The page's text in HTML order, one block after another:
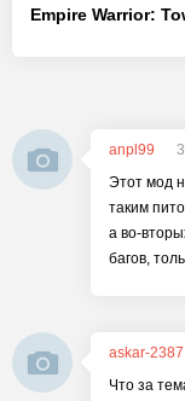
anpl99
Этот мод
таким
а во-
багов,
askar-2387
Что за